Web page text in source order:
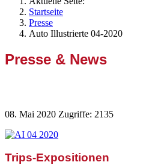
Startseite
Presse
Auto Illustrierte 04-2020
Presse & News
08. Mai 2020 Zugriffe: 2135
Trips-Expositionen